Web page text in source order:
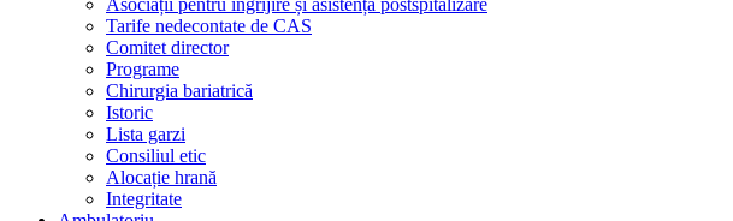
Asociații pentru îngrijire și asistență postspitalizare
Tarife nedecontate de CAS
Comitet director
Programe
Chirurgia bariatrică
Istoric
Lista garzi
Consiliul etic
Alocație hrană
Integritate